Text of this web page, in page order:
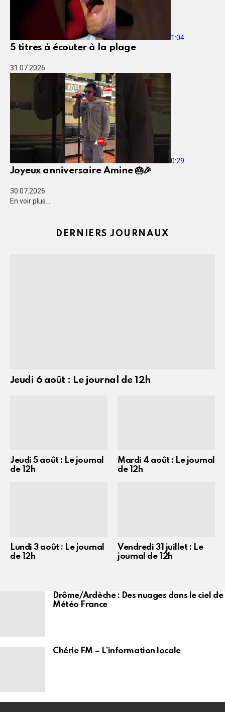
1:04
5 titres à écouter à la plage
31.07.2026
0:29
Joyeux anniversaire Amine 🎂🎉
30.07.2026
En voir plus...
DERNIERS JOURNAUX
Jeudi 6 août : Le journal de 12h
Jeudi 5 août : Le journal
de 12h
Mardi 4 août : Le journal
de 12h
Lundi 3 août : Le journal
de 12h
Vendredi 31 juillet : Le
journal de 12h
Drôme/Ardèche : Des nuages dans le ciel de
Météo France
Chérie FM – L’information locale